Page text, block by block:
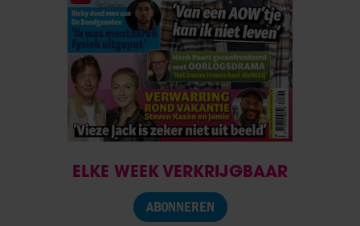
ELKE WEEK VERKRIJGBAAR
ABONNEREN